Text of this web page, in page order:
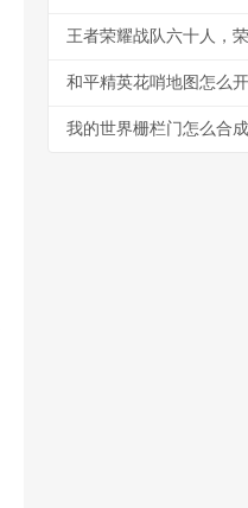
王者荣耀战队六十人，
和平精英花哨地图怎么
我的世界栅栏门怎么合